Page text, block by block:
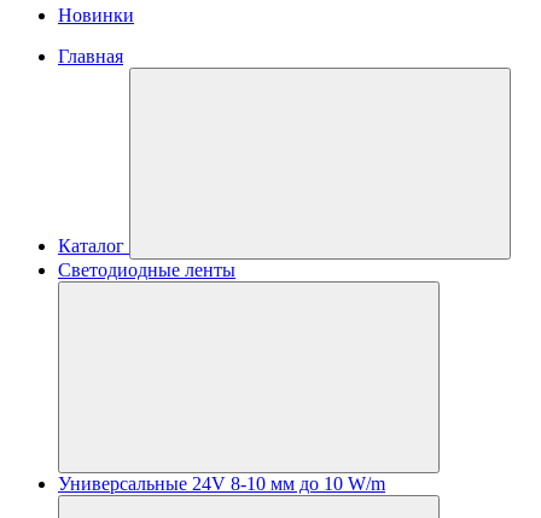
Новинки
Главная
Каталог
Светодиодные ленты
Универсальные 24V 8-10 мм до 10 W/m